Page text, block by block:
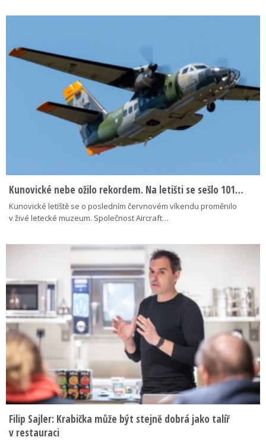
Kunovické nebe ožilo rekordem. Na letišti se sešlo 101…
Kunovické letiště se o posledním červnovém víkendu proměnilo
v živé letecké muzeum. Společnost Aircraft…
Filip Sajler: Krabička může být stejně dobrá jako talíř
v restauraci